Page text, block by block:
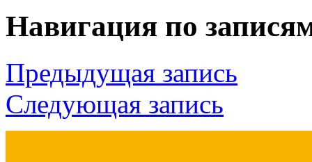
Навигация по
Предыдущая запись
Следующая запись